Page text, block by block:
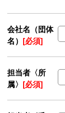
会社名（団体
名） [必須]
担当者〈所
属〉 [必須]